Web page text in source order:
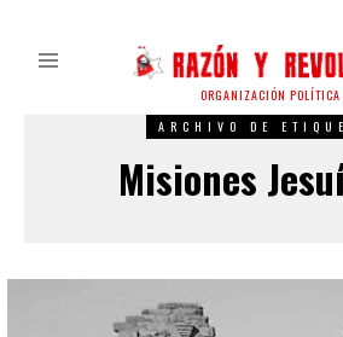
ORGANIZACIÓN POLÍTICA
ARCHIVO DE
Misiones